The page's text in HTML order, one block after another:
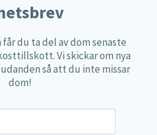
du ta del av dom senaste
Vi skickar om nya
så att du inte missar
dom!